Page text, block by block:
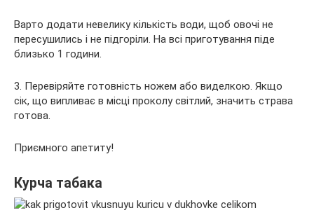
Варто додати невелику кількість води, щоб овочі не
пересушились і не підгоріли. На всі приготування піде
близько 1 години.
3. Перевіряйте готовність ножем або виделкою. Якщо
сік, що випливає в місці проколу світлий, значить страва
готова.
Приємного апетиту!
Курча табака